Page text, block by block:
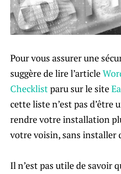
Pour vous assurer une
suggère de lire l’article
Checklistparu sur le site
cette liste n’est pas d’être
rendre votre installation
votre voisin, sans installer
Il n’est pas utile de savoir